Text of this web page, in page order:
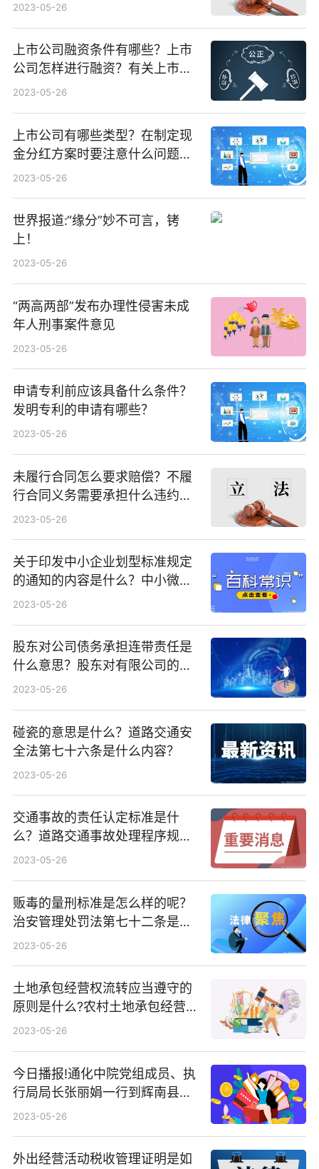
2023-05-26
上市公司融资条件有哪些？上市
公司怎样进行融资？有关上市公
司是如何来进行资金重组的？
2023-05-26
上市公司有哪些类型？在制定现
金分红方案时要注意什么问题？
上市公司要披露现金分红政策
2023-05-26
世界报道:“缘分”妙不可言，铐
上！
2023-05-26
“两高两部”发布办理性侵害未成
年人刑事案件意见
2023-05-26
申请专利前应该具备什么条件？
发明专利的申请有哪些？
2023-05-26
未履行合同怎么要求赔偿？不履
行合同义务需要承担什么违约责
任？
2023-05-26
关于印发中小企业划型标准规定
的通知的内容是什么？中小微企
业的标准是什么？
2023-05-26
股东对公司债务承担连带责任是
什么意思？股东对有限公司的债
务承担什么责任？
2023-05-26
碰瓷的意思是什么？道路交通安
全法第七十六条是什么内容？
2023-05-26
交通事故的责任认定标准是什
么？道路交通事故处理程序规定
第六十条规定是什么？
2023-05-26
贩毒的量刑标准是怎么样的呢？
治安管理处罚法第七十二条是什
么？
2023-05-26
土地承包经营权流转应当遵守的
原则是什么?农村土地承包经营
权确权登记错了应该找谁?
2023-05-26
今日播报!通化中院党组成员、执
行局局长张丽娟一行到辉南县人
民法院开展调研工作
2023-05-26
外出经营活动税收管理证明是如